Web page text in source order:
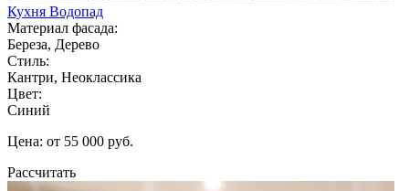
Кухня Водопад
Материал фасада:
Береза, Дерево
Стиль:
Кантри, Неоклассика
Цвет:
Синий
Цена: от 55 000 руб.
Рассчитать